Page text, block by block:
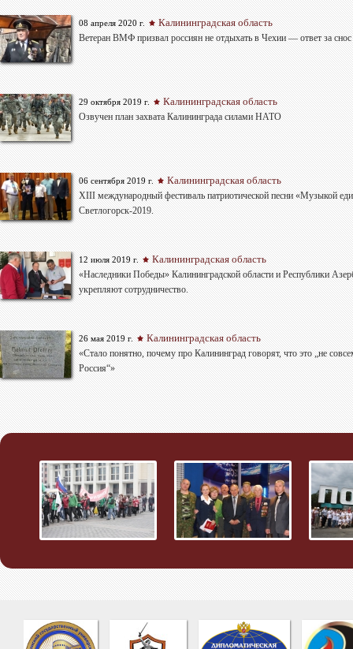
08 апреля 2020 г. Калининградская область
Ветеран ВМФ призвал россиян не отдыхать в Чехии — ответ за снос
29 октября 2019 г. Калининградская область
Озвучен план захвата Калининграда силами НАТО
06 сентября 2019 г. Калининградская область
XIII международный фестиваль патриотической песни «Музыкой
Светлогорск-2019.
12 июля 2019 г. Калининградская область
«Наследники Победы» Калининградской области и Республики
укрепляют сотрудничество.
26 мая 2019 г. Калининградская область
«Стало понятно, почему про Калининград говорят, что это „не
Россия“»